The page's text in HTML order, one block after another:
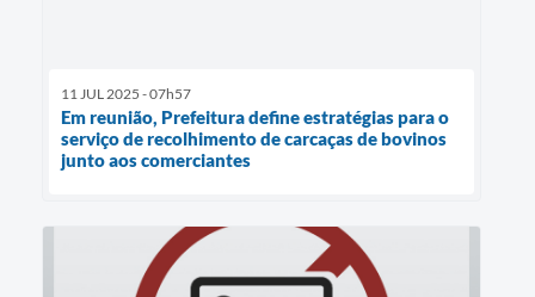
11 JUL 2025 - 07h57
Em reunião, Prefeitura define estratégias para o
serviço de recolhimento de carcaças de bovinos
junto aos comerciantes